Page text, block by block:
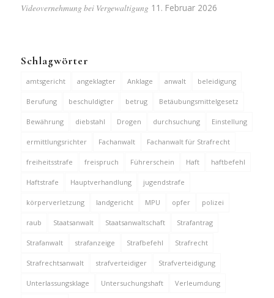
Videovernehmung bei Vergewaltigung 11. Februar 2026
Schlagwörter
amtsgericht angeklagter Anklage anwalt beleidigung
Berufung beschuldigter betrug Betäubungsmittelgesetz
Bewährung diebstahl Drogen durchsuchung Einstellung
ermittlungsrichter Fachanwalt Fachanwalt für Strafrecht
freiheitsstrafe freispruch Führerschein Haft haftbefehl
Haftstrafe Hauptverhandlung jugendstrafe
körperverletzung landgericht MPU opfer polizei
raub Staatsanwalt Staatsanwaltschaft Strafantrag
Strafanwalt strafanzeige Strafbefehl Strafrecht
Strafrechtsanwalt strafverteidiger Strafverteidigung
Unterlassungsklage Untersuchungshaft Verleumdung